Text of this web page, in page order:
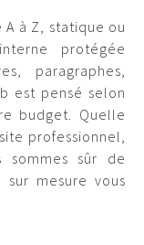
à Z, statique ou
protégée
paragraphes,
est pensé selon
budget. Quelle
professionnel,
sûr de
mesure vous